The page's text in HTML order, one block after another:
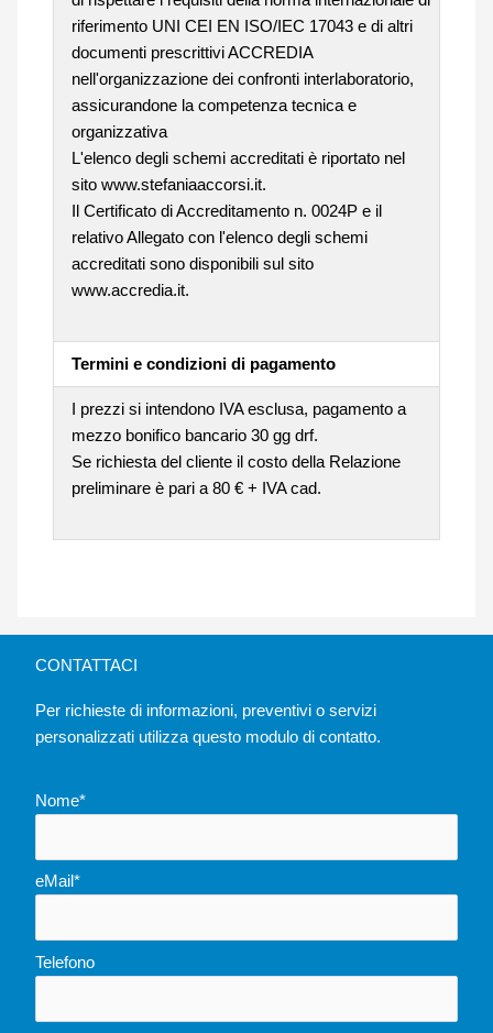
riferimento UNI CEI EN ISO/IEC 17043 e di altri
documenti prescrittivi ACCREDIA
nell'organizzazione dei confronti interlaboratorio,
assicurandone la competenza tecnica e
organizzativa
L'elenco degli schemi accreditati è riportato nel
sito www.stefaniaaccorsi.it.
Il Certificato di Accreditamento n. 0024P e il
relativo Allegato con l'elenco degli schemi
accreditati sono disponibili sul sito
www.accredia.it.
Termini e condizioni di pagamento
I prezzi si intendono IVA esclusa, pagamento a
mezzo bonifico bancario 30 gg drf.
Se richiesta del cliente il costo della Relazione
preliminare è pari a 80 € + IVA cad.
CONTATTACI
Per richieste di informazioni, preventivi o servizi
personalizzati utilizza questo modulo di contatto.
Nome*
eMail*
Telefono